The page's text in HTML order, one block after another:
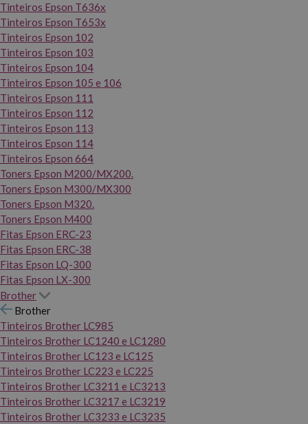
Tinteiros Epson T636x
Tinteiros Epson T653x
Tinteiros Epson 102
Tinteiros Epson 103
Tinteiros Epson 104
Tinteiros Epson 105 e 106
Tinteiros Epson 111
Tinteiros Epson 112
Tinteiros Epson 113
Tinteiros Epson 114
Tinteiros Epson 664
Toners Epson M200/MX200.
Toners Epson M300/MX300
Toners Epson M320.
Toners Epson M400
Fitas Epson ERC-23
Fitas Epson ERC-38
Fitas Epson LQ-300
Fitas Epson LX-300
Brother
Brother
Tinteiros Brother LC985
Tinteiros Brother LC1240 e LC1280
Tinteiros Brother LC123 e LC125
Tinteiros Brother LC223 e LC225
Tinteiros Brother LC3211 e LC3213
Tinteiros Brother LC3217 e LC3219
Tinteiros Brother LC3233 e LC3235